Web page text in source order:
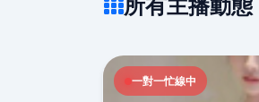
一對一忙線中